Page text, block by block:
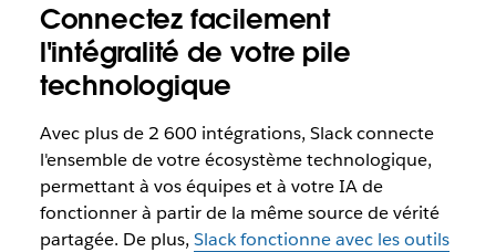
Connectez facilement
l'intégralité de votre pile
technologique
Avec plus de 2 600 intégrations, Slack connecte
l'ensemble de votre écosystème technologique,
permettant à vos équipes et à votre IA de
fonctionner à partir de la même source de vérité
partagée. De plus, Slack fonctionne avec les outils